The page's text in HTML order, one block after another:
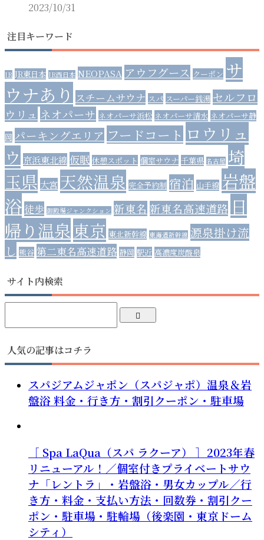
2023/10/31
注目キーワード
JR JR東日本 JR西日本 NEOPASA アウフグース クーポン サ
ウナあり スチームサウナ スパ スーパー銭湯 セルフロ
ウリュ ネオパーサ ネオパーサ浜松 ネオパーサ清水 ネオパーサ静
岡 パーキングエリア フードコート ロウリュ
ウ 京浜東北線仮眠 休憩スポット 個室サウナ 千葉県 名古屋 埼
玉県 大宮 天然温泉 完全予約制 宿泊 山手線 岩盤
浴 徒歩 御殿場ジャンクション 新東名 新東名高速道路 日
帰り温泉東京 東北新幹線 東海道新幹線 源泉掛け流
し 熊谷 第二東名高速道路 静岡 駅近 高濃度炭酸泉
サイト内検索
人気の記事はコチラ
スパジアムジャポン（スパジャポ）温泉＆岩
盤浴 料金・行き方・割引クーポン・駐車場
［ Spa LaQua（スパ ラクーア） ］2023年春
リニューアル！／個室付きプライベートサウ
ナ「レントラ」・岩盤浴・男女カップル／行
き方・料金・支払い方法・回数券・割引クー
ポン・駐車場・駐輪場（後楽園・東京ドーム
シティ）